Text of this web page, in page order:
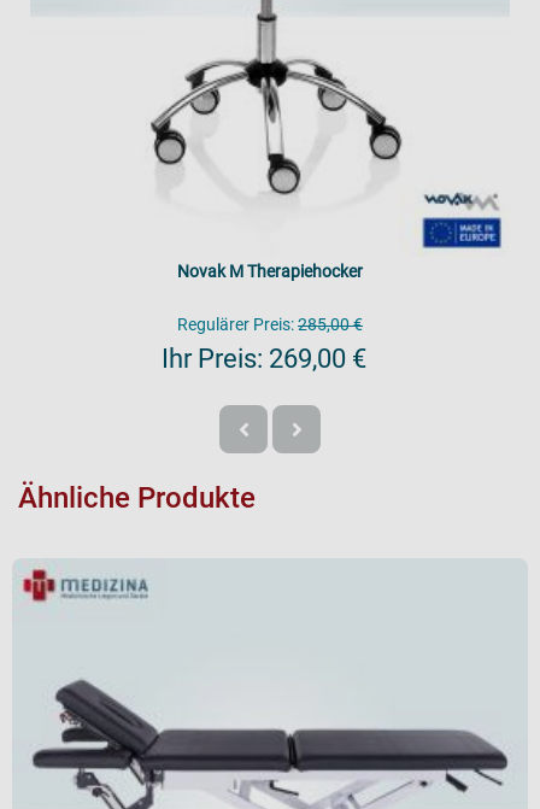
Novak M Therapiehocker
Regulärer Preis:285,00 €
Ihr Preis: 269,00 €
Ähnliche Produkte